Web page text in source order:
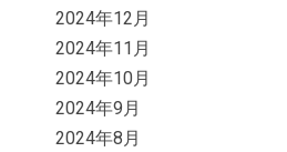
2024年12月
2024年11月
2024年10月
2024年9月
2024年8月